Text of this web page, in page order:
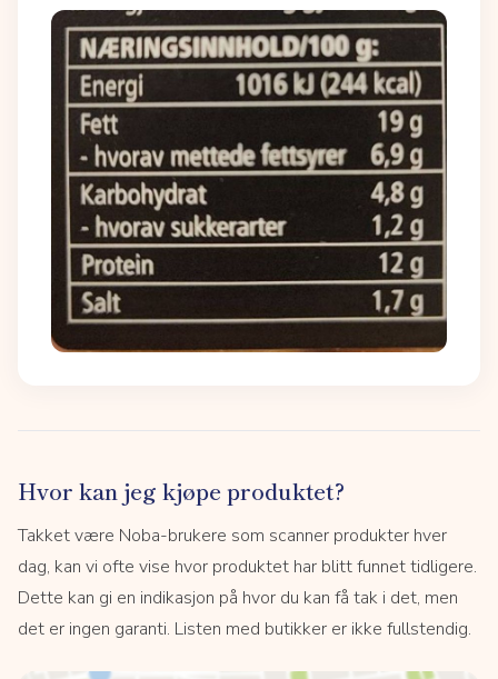
Hvor kan jeg kjøpe produktet?
Takket være Noba-brukere som scanner produkter hver
dag, kan vi ofte vise hvor produktet har blitt funnet tidligere.
Dette kan gi en indikasjon på hvor du kan få tak i det, men
det er ingen garanti. Listen med butikker er ikke fullstendig.